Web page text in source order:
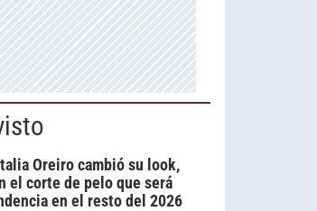
Oreiro cambió su look,
el corte de pelo que será
en el resto del 2026